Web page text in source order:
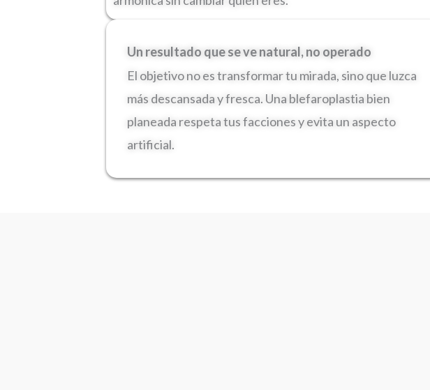
Un resultado que se ve natural, no operado
El objetivo no es transformar tu mirada, sino que luzca
más descansada y fresca. Una blefaroplastia bien
planeada respeta tus facciones y evita un aspecto
artificial.